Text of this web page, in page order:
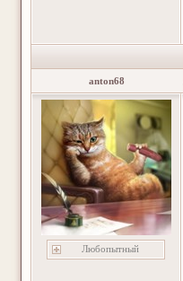
anton68
Любопытный